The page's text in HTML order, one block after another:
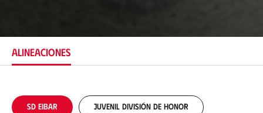
ó
ALINEACIONES
SD Eibar Juvenil División de Honor